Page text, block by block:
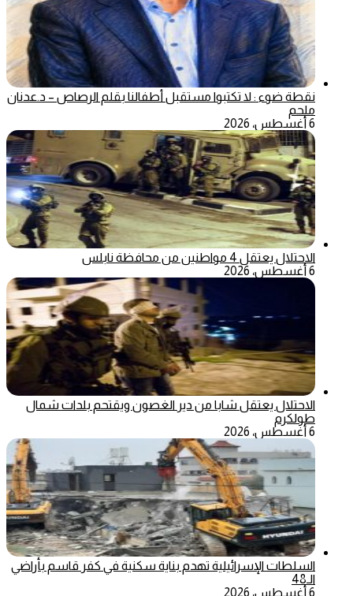
نقطة ضوء : لا تكتبوا مستقبل أطفالنا بقلم الرصاص – د.عدنان
ملحم
6 أغسطس، 2026
الاحتلال يعتقل 4 مواطنين من محافظة نابلس
6 أغسطس، 2026
الاحتلال يعتقل شابا من دير الغصون ويقتحم بلدات شمال
طولكرم
6 أغسطس، 2026
السلطات الإسرائيلية تهدم بناية سكنية في كفر قاسم بأراضي
الـ48
6 أغسطس، 2026